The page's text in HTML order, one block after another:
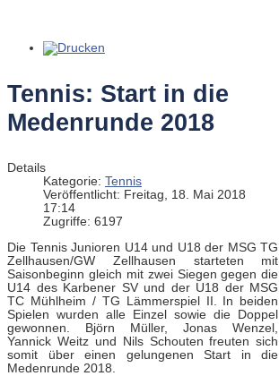
Tennis: Start in die
Medenrunde 2018
Details
Kategorie: Tennis
Veröffentlicht: Freitag, 18. Mai 2018
17:14
Zugriffe: 6197
Die Tennis Junioren U14 und U18 der MSG TG
Zellhausen/GW Zellhausen starteten mit
Saisonbeginn gleich mit zwei Siegen gegen die
U14 des Karbener SV und der U18 der MSG
TC Mühlheim / TG Lämmerspiel II. In beiden
Spielen wurden alle Einzel sowie die Doppel
gewonnen. Björn Müller, Jonas Wenzel,
Yannick Weitz und Nils Schouten freuten sich
somit über einen gelungenen Start in die
Medenrunde 2018.